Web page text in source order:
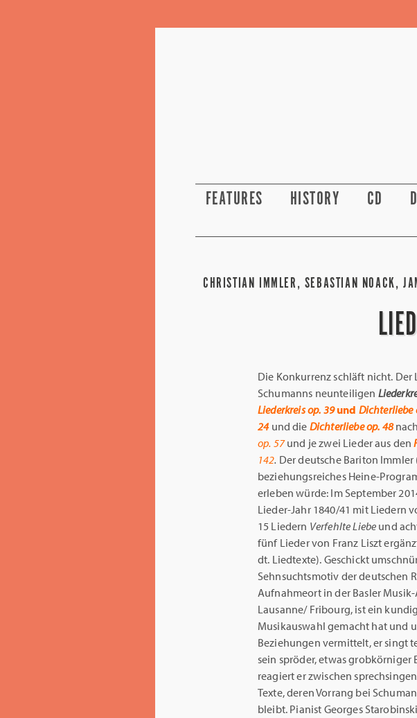
FEATURES HISTORY CD
CHRISTIAN IMMLER, SEBASTIAN NOACK,
Die Konkurrenz schläft nicht.
Schumanns neunteiligen
Liederkreis op. 39und Dichterliebe
24 und die Dichterliebe op. 48
op. 57und je zwei Lieder aus den
142. Der deutsche Bariton
beziehungsreiches Heine-
erleben würde: Im September
Lieder-Jahr 1840/41 mit Liedern
15 Liedern Verfehlte Liebe und
fünf Lieder von Franz Liszt
dt. Liedtexte). Geschickt
Sehnsuchtsmotiv der deutschen
Aufnahmeort in der Basler
Lausanne/ Fribourg, ist ein
Musikauswahl gemacht hat und
Beziehungen vermittelt, er singt
sein spröder, etwas
reagiert er zwischen
Texte, deren Vorrang bei
bleibt. Pianist Georges